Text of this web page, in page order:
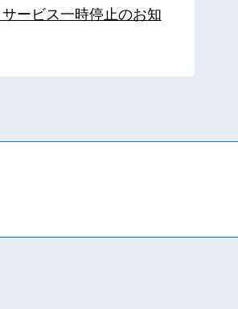
ービス一時停止のお知